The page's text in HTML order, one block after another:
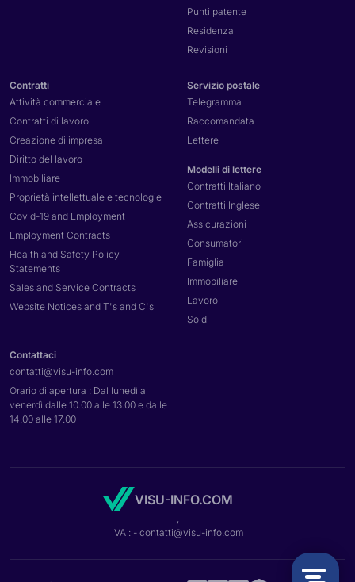
Punti patente
Residenza
Revisioni
Contratti
Attività commerciale
Contratti di lavoro
Creazione di impresa
Diritto del lavoro
Immobiliare
Proprietà intellettuale e tecnologie
Covid-19 and Employment
Employment Contracts
Health and Safety Policy
Statements
Sales and Service Contracts
Website Notices and T's and C's
Servizio postale
Telegramma
Raccomandata
Lettere
Modelli di lettere
Contratti Italiano
Contratti Inglese
Assicurazioni
Consumatori
Famiglia
Immobiliare
Lavoro
Soldi
Contattaci
contatti@visu-info.com
Orario di apertura : Dal lunedì al
venerdì dalle 10.00 alle 13.00 e dalle
14.00 alle 17.00
VISU-INFO.COM
,
IVA : - contatti@visu-info.com